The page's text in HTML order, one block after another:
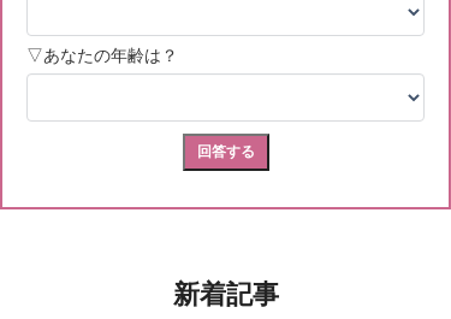
新着記事